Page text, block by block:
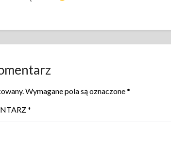
Wymagane pola są oznaczone*
*